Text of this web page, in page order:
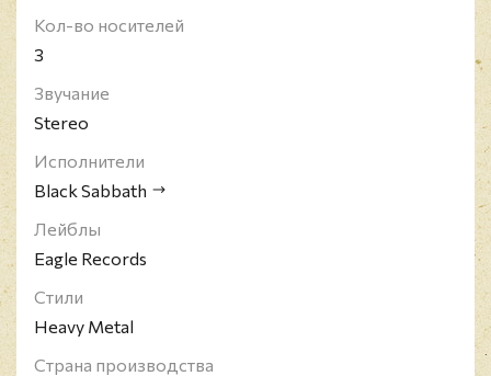
Кол-во носителей
3
Звучание
Stereo
Исполнители
Black Sabbath
Лейблы
Eagle Records
Стили
Heavy Metal
Страна производства